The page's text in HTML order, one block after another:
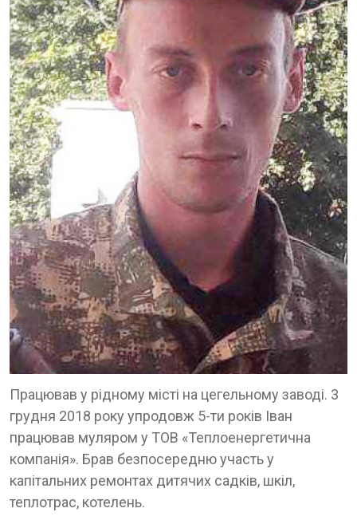
Працював у рідному місті на цегельному заводі. 3
грудня 2018 року упродовж 5-ти років Іван
працював муляром у ТОВ «Теплоенергетична
компанія». Брав безпосередню участь у
капітальних ремонтах дитячих садків, шкіл,
теплотрас, котелень.